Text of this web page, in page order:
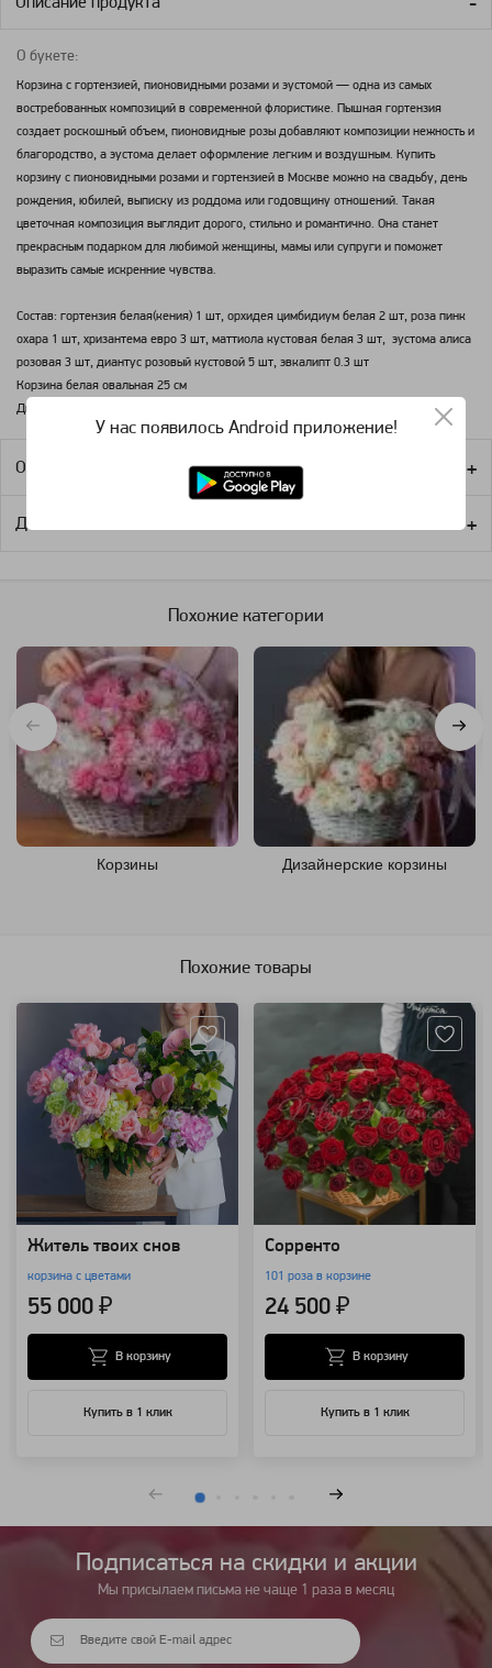
О букете:
Корзина с гортензией, пионовидными розами и эустомой — одна из самых
востребованных композиций в современной флористике. Пышная гортензия
создает роскошный объем, пионовидные розы добавляют композиции нежность и
благородство, а эустома делает оформление легким и воздушным. Купить
корзину с пионовидными розами и гортензией в Москве можно на свадьбу, день
рождения, юбилей, выписку из роддома или годовщину отношений. Такая
цветочная композиция выглядит дорого, стильно и романтично. Она станет
прекрасным подарком для любимой женщины, мамы или супруги и поможет
выразить самые искренние чувства.
Состав: гортензия белая(кения) 1 шт, орхидея цимбидиум белая 2 шт, роза пинк
охара 1 шт, хризантема евро 3 шт, маттиола кустовая белая 3 шт, эустома алиса
розовая 3 шт, диантус розовый кустовой 5 шт, эвкалипт 0.3 шт
Корзина белая овальная 25 см
Диаметр композиции 30см, высота 30 см.
Оплата
Доставка
Похожие категории
Корзины Дизайнерские корзины
Похожие товары
Житель твоих снов
корзина с цветами
55 000 ₽
Купить в 1 клик
В корзину
Сорренто
101 роза в корзине
24 500 ₽
Купить в 1 клик
В корзину
Подписаться на cкидки и акции
Мы присылаем письма не чаще 1 раза в месяц
У нас появилось Android приложение!